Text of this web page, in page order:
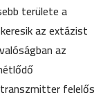
területe a
az extázist
az
felelős